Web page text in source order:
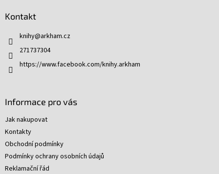
Kontakt
knihy@arkham.cz
271737304
https://www.facebook.com/knihy.arkham
Informace pro vás
Jak nakupovat
Kontakty
Obchodní podmínky
Podmínky ochrany osobních údajů
Reklamační řád